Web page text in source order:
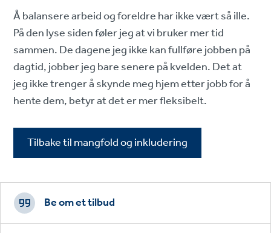
Å balansere arbeid og foreldre har ikke vært så ille.
På den lyse siden føler jeg at vi bruker mer tid
sammen. De dagene jeg ikke kan fullføre jobben på
dagtid, jobber jeg bare senere på kvelden. Det at
jeg ikke trenger å skynde meg hjem etter jobb for å
hente dem, betyr at det er mer fleksibelt.
Tilbake til mangfold og inkludering
Footer
CTAs
Be om et tilbud